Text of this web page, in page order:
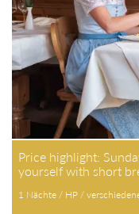
Price highlight:
yourself with short
1 Nächte / HP /